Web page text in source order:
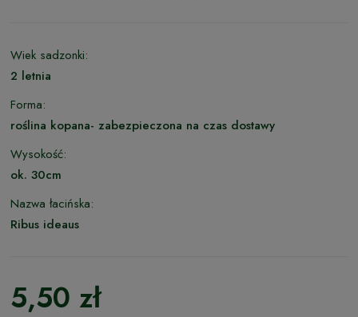
Wiek sadzonki:
2 letnia
Forma:
roślina kopana- zabezpieczona na czas dostawy
Wysokość:
ok. 30cm
Nazwa łacińska:
Ribus ideaus
5,50 zł